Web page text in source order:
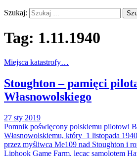
Szukaj:
Tag: 1.11.1940
Miejsca katastrofy…
Stoughton – pamięci
Własnowolskiego
27 sty 2019
Pomnik poświęcony polskiemu pilotowi
Własnowolskiemu, który 1 listopada
przez myśliwca Me109 nad Stoughton i
Liphook Game Farm, lecąc samolotem